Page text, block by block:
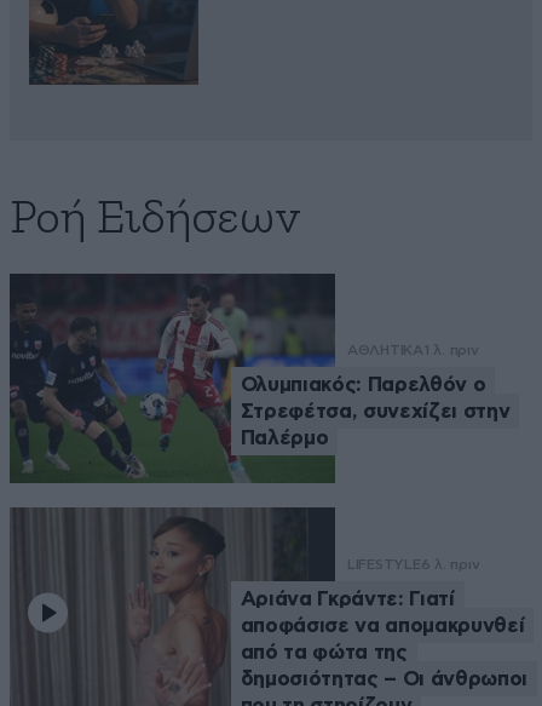
Ροή Ειδήσεων
ΑΘΛΗΤΙΚΑ 1 λ. πριν
Ολυμπιακός: Παρελθόν ο
Στρεφέτσα, συνεχίζει στην
Παλέρμο
LIFESTYLE6 λ. πριν
Αριάνα Γκράντε: Γιατί
αποφάσισε να απομακρυνθεί
από τα φώτα της
δημοσιότητας – Οι άνθρωποι